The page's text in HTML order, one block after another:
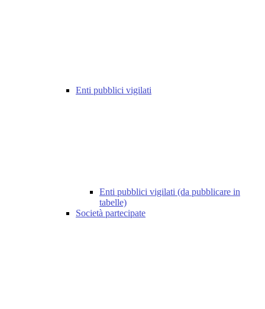
Enti pubblici vigilati
Enti pubblici vigilati (da pubblicare in
tabelle)
Società partecipate